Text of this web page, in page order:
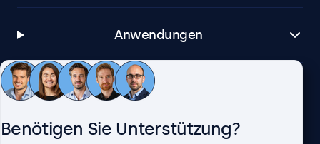
Anwendungen
Kundenservice
Benötigen Sie Unterstützung?